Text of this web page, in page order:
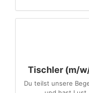
Tischler (m/
Du teilst unsere